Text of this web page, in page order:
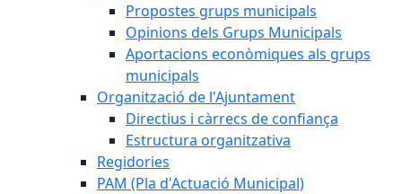
Propostes grups municipals
Opinions dels Grups Municipals
Aportacions econòmiques als grups
municipals
Organització de l'Ajuntament
Directius i càrrecs de confiança
Estructura organitzativa
Regidories
PAM (Pla d'Actuació Municipal)